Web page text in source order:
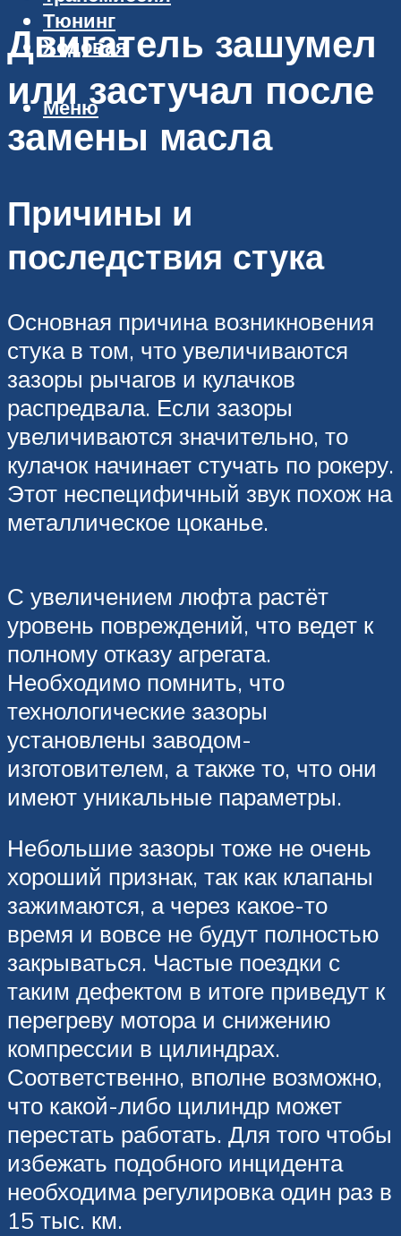
Тюнинг
Ходовая
Меню
Двигатель зашумел
или застучал после
замены масла
Причины и
последствия стука
Основная причина возникновения
стука в том, что увеличиваются
зазоры рычагов и кулачков
распредвала. Если зазоры
увеличиваются значительно, то
кулачок начинает стучать по рокеру.
Этот неспецифичный звук похож на
металлическое цоканье.
С увеличением люфта растёт
уровень повреждений, что ведет к
полному отказу агрегата.
Необходимо помнить, что
технологические зазоры
установлены заводом-
изготовителем, а также то, что они
имеют уникальные параметры.
Небольшие зазоры тоже не очень
хороший признак, так как клапаны
зажимаются, а через какое-то
время и вовсе не будут полностью
закрываться. Частые поездки с
таким дефектом в итоге приведут к
перегреву мотора и снижению
компрессии в цилиндрах.
Соответственно, вполне возможно,
что какой-либо цилиндр может
перестать работать. Для того чтобы
избежать подобного инцидента
необходима регулировка один раз в
15 тыс. км.